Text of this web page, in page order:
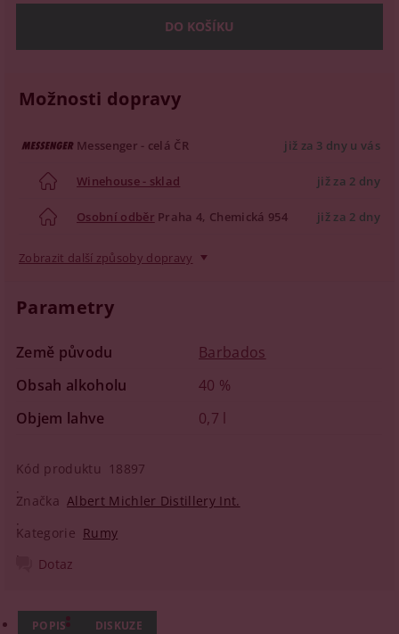
Možnosti dopravy
Messenger - celá ČR již za 3 dny u vás
Winehouse - sklad již za 2 dny
Osobní odběr Praha 4, Chemická 954 již za 2 dny
Zobrazit další způsoby dopravy
Parametry
Země původu
Barbados
Obsah alkoholu
40 %
Objem lahve
0,7 l
Kód produktu
18897
Značka Albert Michler Distillery Int.
Kategorie Rumy
Dotaz
POPIS DISKUZE